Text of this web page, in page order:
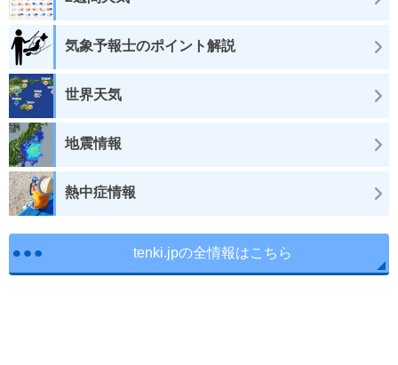
気象予報士のポイント解説
世界天気
地震情報
熱中症情報
tenki.jpの全情報はこちら